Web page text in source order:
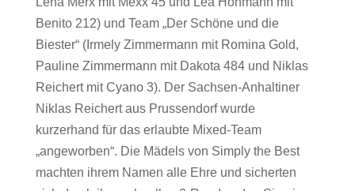
Benito 212) und Team „Der Schöne und die
Biester“ (Irmely Zimmermann mit Romina Gold,
Pauline Zimmermann mit Dakota 484 und Niklas
Reichert mit Cyano 3). Der Sachsen-Anhaltiner
Niklas Reichert aus Prussendorf wurde
kurzerhand für das erlaubte Mixed-Team
„angeworben“. Die Mädels von Simply the Best
machten ihrem Namen alle Ehre und sicherten